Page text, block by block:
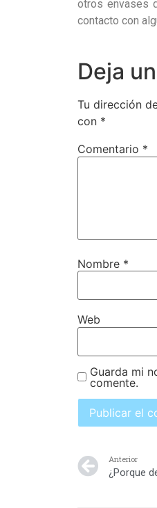
otros envases
contacto con
Deja
Tu dirección
con *
Comentario *
Nombre *
Web
Guarda mi
comente.
Anterior
¿Porque